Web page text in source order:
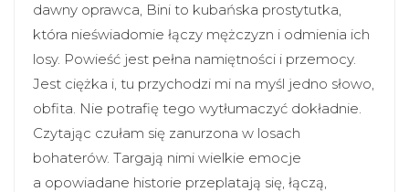
dawny oprawca, Bini to kubańska prostytutka,
która nieświadomie łączy mężczyzn i odmienia ich
losy. Powieść jest pełna namiętności i przemocy.
Jest ciężka i, tu przychodzi mi na myśl jedno słowo,
obfita. Nie potrafię tego wytłumaczyć dokładnie.
Czytając czułam się zanurzona w losach
bohaterów. Targają nimi wielkie emocje
a opowiadane historie przeplatają się, łączą,